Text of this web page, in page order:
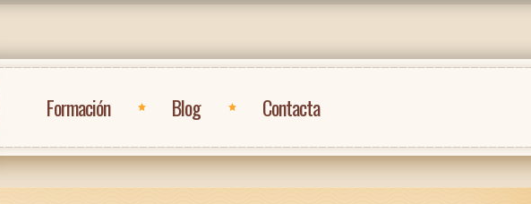
Formación Blog Contacta